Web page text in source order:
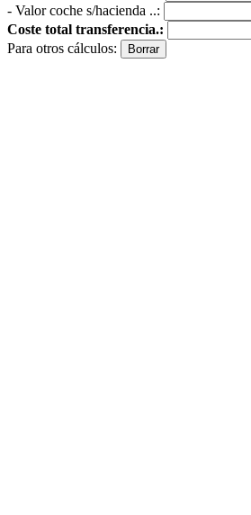
- Valor coche s/hacienda ..:
Coste total transferencia.:
Para otros cálculos: